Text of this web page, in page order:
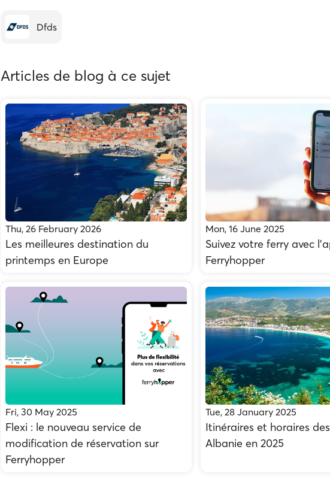
Dfds
Articles de blog à ce sujet
Thu, 26 February 2026
Les meilleures destination du
printemps en Europe
Mon, 16 June 2025
Suivez votre ferry avec
Ferryhopper
Fri, 30 May 2025
Flexi : le nouveau service de
modification de réservation sur
Ferryhopper
Tue, 28 January 2025
Itinéraires et horaires
Albanie en 2025